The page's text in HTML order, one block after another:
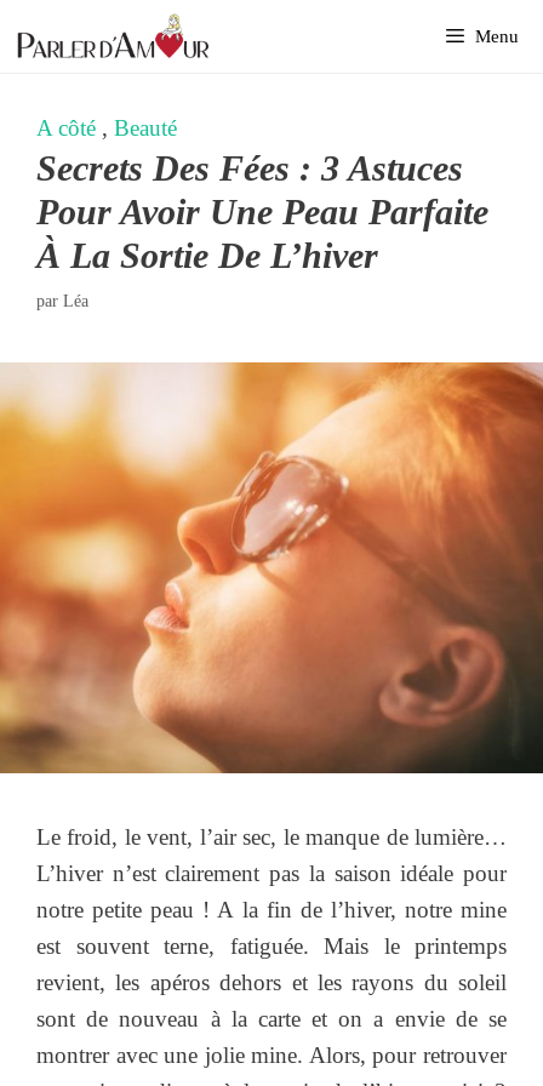
au
Menu
A côté , Beauté
Secrets Des Fées : 3 Astuces
Pour Avoir Une Peau Parfaite
À La Sortie De L’hiver
par Léa
Le froid, le vent, l’air sec, le manque de lumière…
L’hiver n’est clairement pas la saison idéale pour
notre petite peau ! A la fin de l’hiver, notre mine
est souvent terne, fatiguée. Mais le printemps
revient, les apéros dehors et les rayons du soleil
sont de nouveau à la carte et on a envie de se
montrer avec une jolie mine. Alors, pour retrouver